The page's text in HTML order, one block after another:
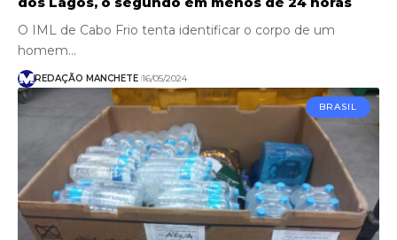
O IML de Cabo Frio tenta identificar o corpo de um
homem…
REDAÇÃO MANCHETE 16/05/2024
BRASIL